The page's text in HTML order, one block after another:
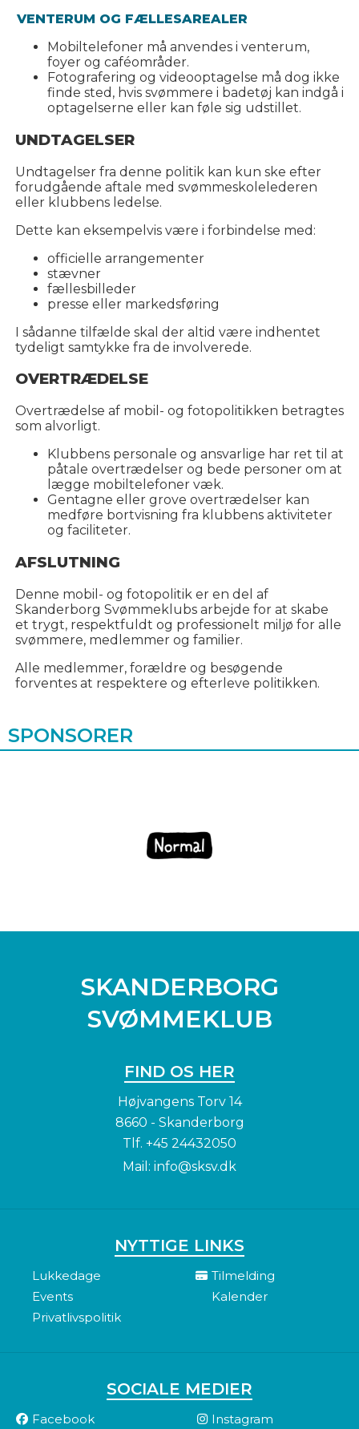
VENTERUM OG FÆLLESAREALER
Mobiltelefoner må anvendes i venterum,
foyer og caféområder.
Fotografering og videooptagelse må dog ikke
finde sted, hvis svømmere i badetøj kan indgå i
optagelserne eller kan føle sig udstillet.
UNDTAGELSER
Undtagelser fra denne politik kan kun ske efter
forudgående aftale med svømmeskolelederen
eller klubbens ledelse.
Dette kan eksempelvis være i forbindelse med:
officielle arrangementer
stævner
fællesbilleder
presse eller markedsføring
I sådanne tilfælde skal der altid være indhentet
tydeligt samtykke fra de involverede.
OVERTRÆDELSE
Overtrædelse af mobil- og fotopolitikken betragtes
som alvorligt.
Klubbens personale og ansvarlige har ret til at
påtale overtrædelser og bede personer om at
lægge mobiltelefoner væk.
Gentagne eller grove overtrædelser kan
medføre bortvisning fra klubbens aktiviteter
og faciliteter.
AFSLUTNING
Denne mobil- og fotopolitik er en del af
Skanderborg Svømmeklubs arbejde for at skabe
et trygt, respektfuldt og professionelt miljø for alle
svømmere, medlemmer og familier.
Alle medlemmer, forældre og besøgende
forventes at respektere og efterleve politikken.
SPONSORER
SKANDERBORG
SVØMMEKLUB
FIND OS HER
Højvangens Torv 14
8660 - Skanderborg
Tlf. +45 24432050
Mail: info@sksv.dk
NYTTIGE LINKS
Lukkedage
Tilmelding
Events
Kalender
Privatlivspolitik
SOCIALE MEDIER
Facebook Instagram